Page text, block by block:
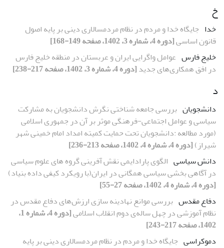
خ
خدا جایگاه خدا و مردم در نظام مردمسالاری دینی بر پایه اصول
قانون اساسی[دوره 4، شماره 3، 1402، صفحه 149-168]
خلیج فارس عوامل واگرایی ایران و عربستان در منطقه خلیج فارس
در افق همکاری‌های جدید[دوره 4، شماره 3، 1402، صفحه 217-238]
د
دانشجویان بررسی جامعه شناختی نگرش دانشجویان به مشارکت
سیاسی و عوامل اجتماعی-فرهنگی موثر بر آن در جمهوری اسلامی
(مورد مطالعه :دانشجویان تحت حمایت کمیته امداد امام خمینی شهر
شیراز)[دوره 4، شماره 4، 1402، صفحه 213-236]
دانش سیاسی الگوی پارادایمی نقش آفرینی گروه های علوم سیاسی
در آگاهی بخشی سیاسی همگانی در ایران(با رویکرد کیفی داده بنیاد)
[دوره 4، شماره 4، 1402، صفحه 27-55]
دفاع مقدس بررسی موانع نهادینه سازی ارزش‌های دفاع مقدس در
نظام آموزشی در چهل ساله‌ی دوم انقلاب اسلامی
[دوره 4، شماره 1،
1402، صفحه 217-243]
دموکراسی جایگاه خدا و مردم در نظام مردمسالاری دینی بر پایه